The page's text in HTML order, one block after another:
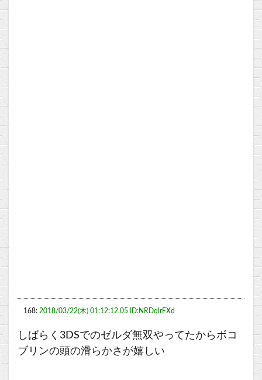
168: 2018/03/22(木) 01:12:12.05 ID:NRDqlrFXd
しばらく3DSでのゼルダ無双やってたからボコ
ブリンの頭の滑らかさが嬉しい